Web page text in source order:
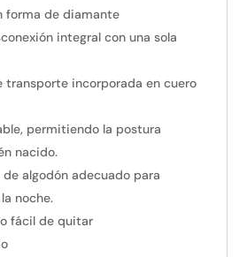
forma de diamante
integral con una sola
transporte incorporada en cuero
permitiendo la postura
nacido.
algodón adecuado para
noche.
fácil de quitar